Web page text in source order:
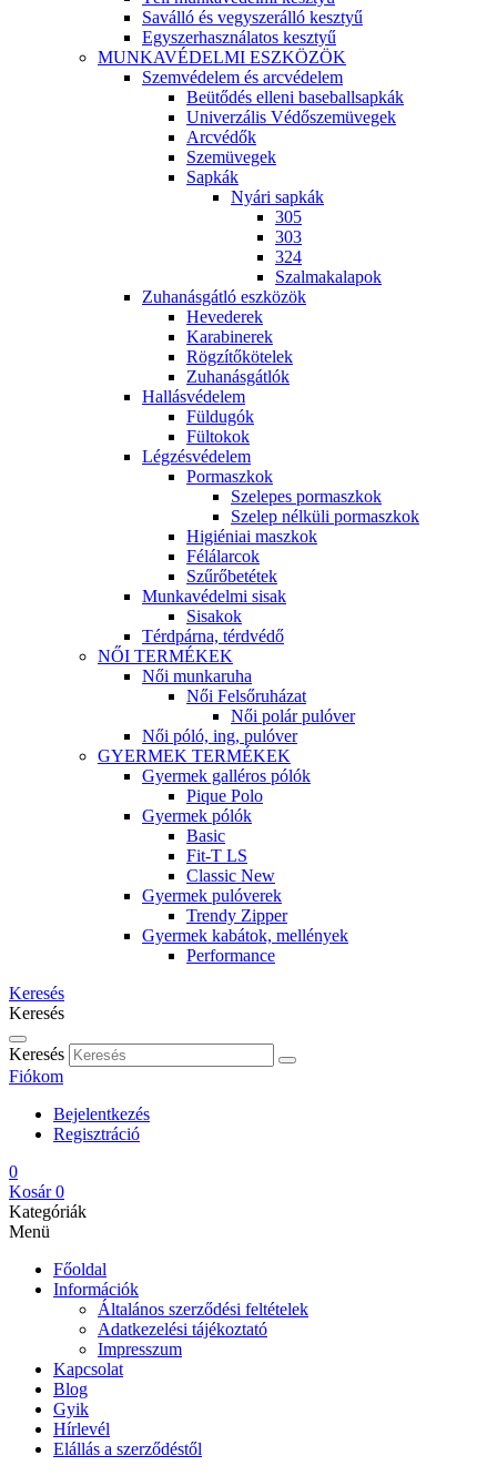
Saválló és vegyszerálló kesztyű
Egyszerhasználatos kesztyű
MUNKAVÉDELMI ESZKÖZÖK
Szemvédelem és arcvédelem
Beütődés elleni baseballsapkák
Univerzális Védőszemüvegek
Arcvédők
Szemüvegek
Sapkák
Nyári sapkák
305
303
324
Szalmakalapok
Zuhanásgátló eszközök
Hevederek
Karabinerek
Rögzítőkötelek
Zuhanásgátlók
Hallásvédelem
Füldugók
Fültokok
Légzésvédelem
Pormaszkok
Szelepes pormaszkok
Szelep nélküli pormaszkok
Higiéniai maszkok
Félálarcok
Szűrőbetétek
Munkavédelmi sisak
Sisakok
Térdpárna, térdvédő
NŐI TERMÉKEK
Női munkaruha
Női Felsőruházat
Női polár pulóver
Női póló, ing, pulóver
GYERMEK TERMÉKEK
Gyermek galléros pólók
Pique Polo
Gyermek pólók
Basic
Fit-T LS
Classic New
Gyermek pulóverek
Trendy Zipper
Gyermek kabátok, mellények
Performance
Keresés
Keresés
Keresés
Fiókom
Bejelentkezés
Regisztráció
0
Kosár 0
Kategóriák
Menü
Főoldal
Információk
Általános szerződési feltételek
Adatkezelési tájékoztató
Impresszum
Kapcsolat
Blog
Gyik
Hírlevél
Elállás a szerződéstől